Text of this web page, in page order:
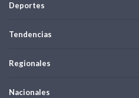
Deportes
Tendencias
Regionales
Nacionales